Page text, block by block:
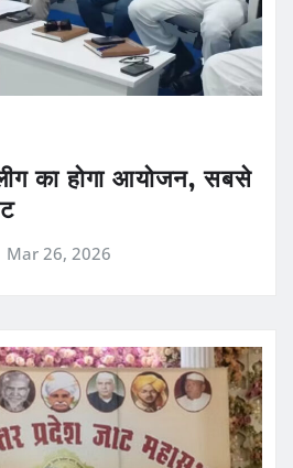
का होगा आयोजन, सबसे
Mar 26, 2026